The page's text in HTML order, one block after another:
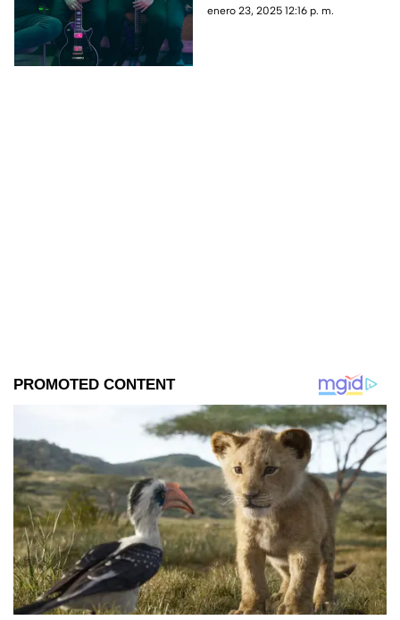
su energía y nueva propuesta
enero 23, 2025 12:16 p. m.